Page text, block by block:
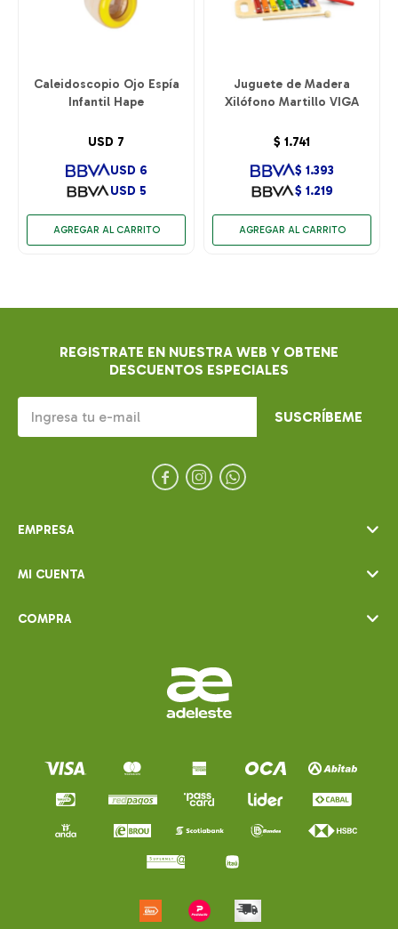
Caleidoscopio Ojo Espía
Infantil Hape
USD 7
USD 5
USD 6
Juguete de Madera
Xilófono Martillo VIGA
$ 1.741
$ 1.219
$ 1.393
EMPRESA
MI CUENTA
COMPRA
REGISTRATE EN NUESTRA WEB Y OBTENE
DESCUENTOS ESPECIALES
SUSCRÍBEME
  